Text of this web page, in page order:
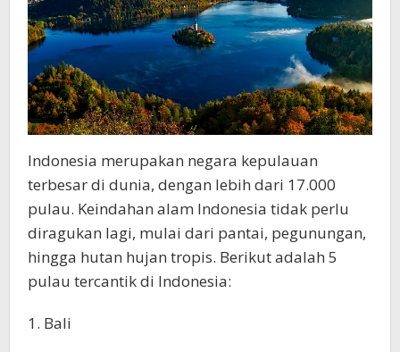
Indonesia merupakan negara kepulauan
terbesar di dunia, dengan lebih dari 17.000
pulau. Keindahan alam Indonesia tidak perlu
diragukan lagi, mulai dari pantai, pegunungan,
hingga hutan hujan tropis. Berikut adalah 5
pulau tercantik di Indonesia:
1. Bali